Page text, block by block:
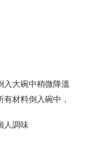
入大碗中稍微降溫
材料倒入碗中，
人調味